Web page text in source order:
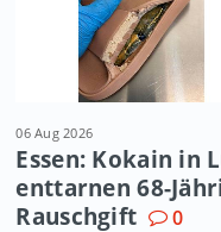
06 Aug 2026
Essen: Kokain in
enttarnen 68-
Rauschgift
0